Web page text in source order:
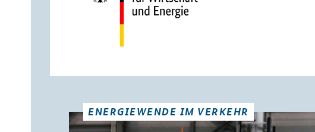
ENERGIEWENDE IM VERKEHR